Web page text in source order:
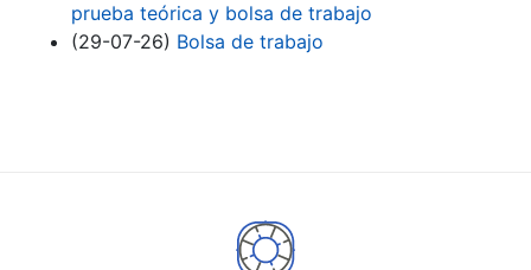
prueba teórica y bolsa de trabajo
(29-07-26) Bolsa de trabajo